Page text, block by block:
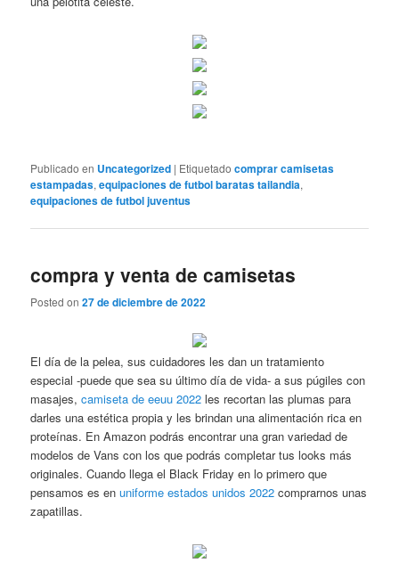
Publicado en Uncategorized | Etiquetado comprar camisetas
estampadas,equipaciones de futbol baratas tailandia,
equipaciones de futbol juventus
compra y venta de camisetas
Posted on27 de diciembre de 2022
El día de la pelea, sus cuidadores les dan un tratamiento
especial -puede que sea su último día de vida- a sus púgiles con
masajes,camiseta de eeuu 2022 les recortan las plumas para
darles una estética propia y les brindan una alimentación rica en
proteínas. En Amazon podrás encontrar una gran variedad de
modelos de Vans con los que podrás completar tus looks más
originales. Cuando llega el Black Friday en lo primero que
pensamos es enuniforme estados unidos 2022 comprarnos unas
zapatillas.